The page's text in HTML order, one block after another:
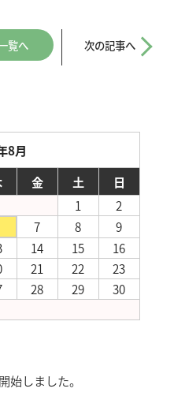
覧へ 次の記事へ
8月
金 土
日
1
2
7 8
9
14 15
16
21 22
23
28 29
30
始しました。